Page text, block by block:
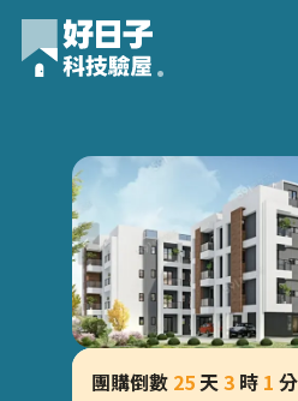
香榭麗舍9
團購倒數 25天3 時 1 分